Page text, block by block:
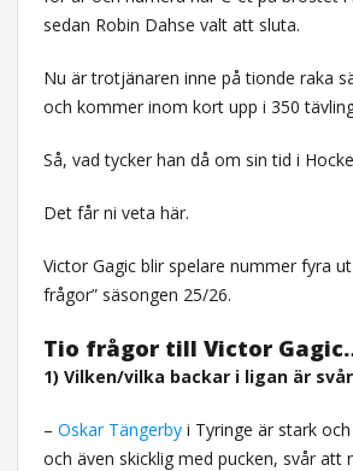
sedan Robin Dahse valt att sluta.
Nu är trotjänaren inne på tionde raka
och kommer inom kort upp i 350
Så, vad tycker han då om sin tid i
Det får ni veta här.
Victor Gagic blir spelare nummer fyra
frågor” säsongen 25/26.
Tio frågor till Victor
1) Vilken/vilka backar i ligan är
– Oskar Tängerbyi Tyringe är stark
och även skicklig med pucken, svår att